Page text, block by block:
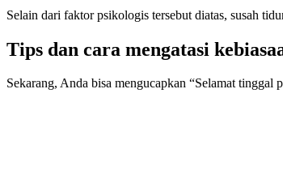
Selain dari faktor psikologis tersebut diatas, susah
Tips dan cara mengatasi
Sekarang, Anda bisa mengucapkan “Selamat